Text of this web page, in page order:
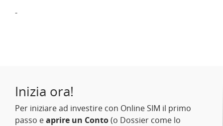
-
Inizia ora!
Per iniziare ad investire con Online SIM il primo
passo eaprire un Conto(o Dossier come lo